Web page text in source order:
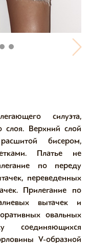
силуэта,
слоя. Верхний слой
бисером,
Платье не
по переду
переведенных
Прилегание по
вытачек и
овальных
V-образной